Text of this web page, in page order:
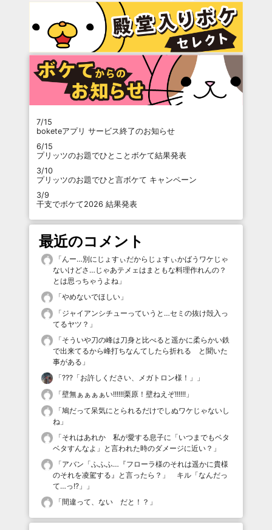
7/15
boketeアプリ サービス終了のお知らせ
6/15
プリッツのお題でひとことボケて結果発表
3/10
プリッツのお題でひと言ボケて キャンペーン
3/9
干支でボケて2026 結果発表
最近のコメント
「 んー…別にじょすぃだからじょすぃかばうワケじゃ
ないけどさ…じゃあテメェはまともな料理作れんの？
とは思っちゃうよね 」
「やめないでほしい 」
「ジャイアンシチューっていうと…セミの抜け殻入っ
てるヤツ？ 」
「そういや刀の峰は刀身と比べると遥かに柔らかい鉄
で出来てるから峰打ちなんてしたら折れる と聞いた
事がある 」
「???「お許しください、メガトロン様！」
」
「壁無ぁぁぁぁい!!!!!!栗原！壁ねえぞ!!!!!! 」
「鳩だって呆気にとられるだけでしぬワケじゃないし
ね 」
「それはあれか 私が愛する息子に「いつまでもベタ
ベタすんなよ」と言われた時のダメージに近い？ 」
「アバン「ふふふ…『フローラ様のそれは遥かに貴様
のそれを凌駕する』と言ったら？」 キル「なんだっ
て…っ!?」
」
「間違って、ない だと！？ 」